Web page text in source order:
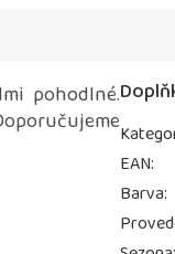
pohodlné.
EAN:
Barva: